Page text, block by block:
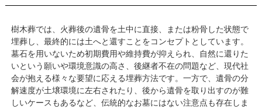
樹木葬では、火葬後の遺骨を土中に直接、または粉骨した状態で
埋葬し、最終的には土へと還すことをコンセプトとしています。
墓石を用いないため初期費用や維持費が抑えられ、自然に還りた
いという願いや環境意識の高さ、後継者不在の問題など、現代社
会が抱える様々な要望に応える埋葬方法です。一方で、遺骨の分
解速度が土壌環境に左右されたり、後から遺骨を取り出すのが難
しいケースもあるなど、伝統的なお墓にはない注意点も存在しま